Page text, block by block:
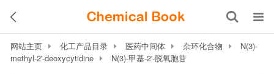
网站主页 化工产品目录 医药中间体 杂环化合物
N(3)-
methyl-2'-deoxycytidine
N(3)-甲基-2'-脱氧胞苷